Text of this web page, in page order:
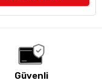
Güvenli